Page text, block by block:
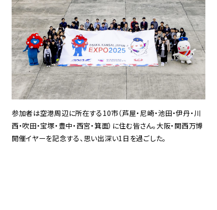
参加者は空港周辺に所在する10市（芦屋・尼崎・池田・伊丹・川
西・吹田・宝塚・豊中・西宮・箕面）に住む皆さん。大阪・関西万博
開催イヤーを記念する、思い出深い1日を過ごした。